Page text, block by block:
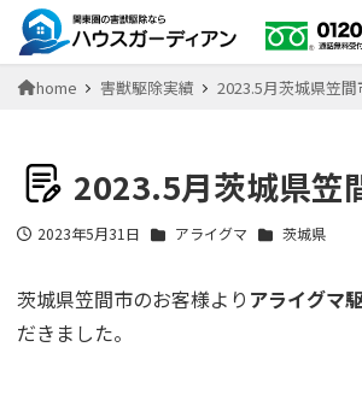
home 害獣駆除実績 2023.5月茨城県笠間
2023.5月茨城県笠
投稿日
2023年5月31日 アライグマ 茨城県
茨城県笠間市のお客様より アライグマ
だきました。